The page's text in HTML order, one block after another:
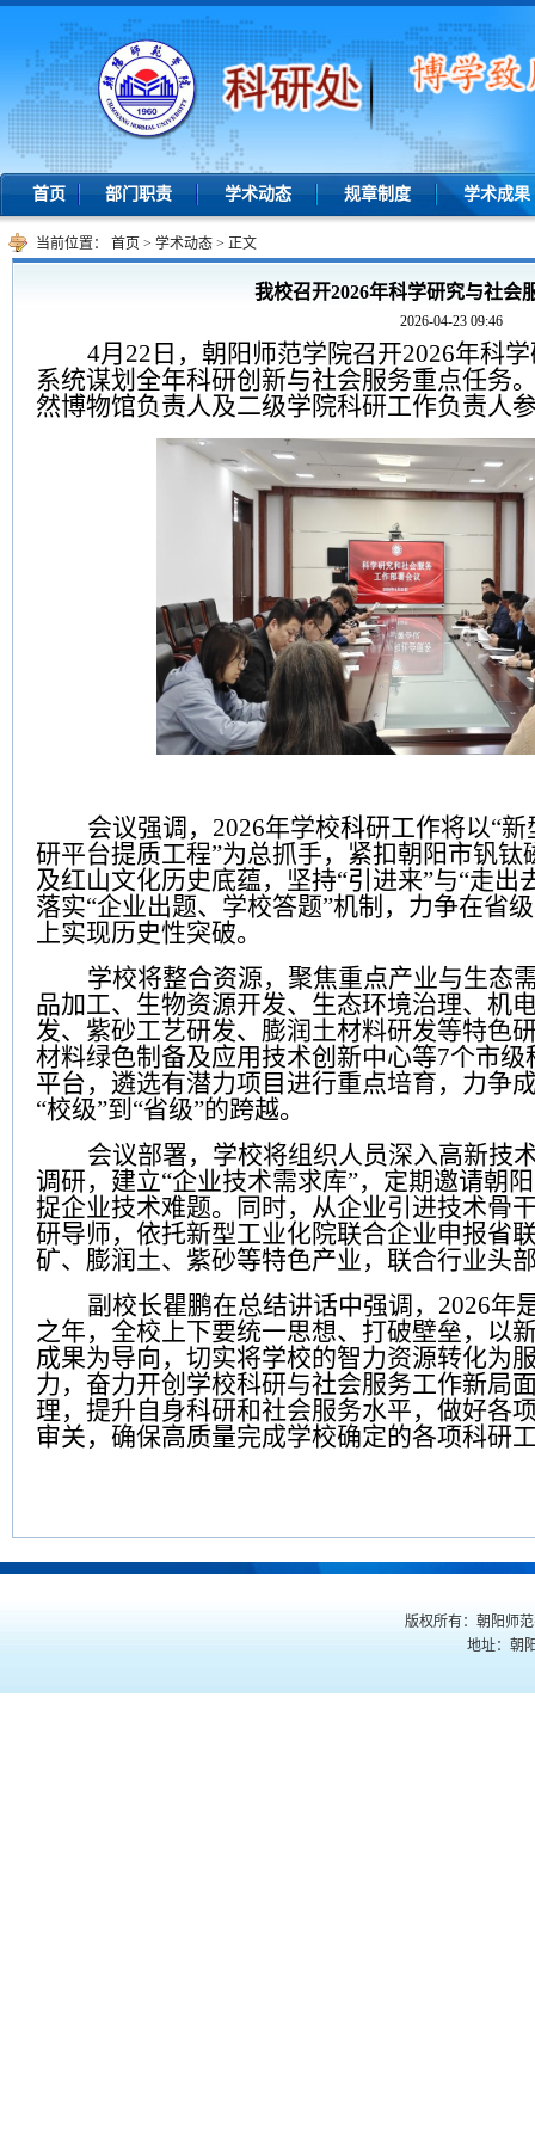
首页 部门职责 学术动态 规章制度 学术成果
当前位置： 首页 > 学术动态 > 正文
我校召开2026年科学研究与社会
2026-04-23 09:46
4月 22 日，朝阳师范学院召开2026年科
系统谋划全年科研创新与社会服务重点任务
然博物馆负责人及二级学院科研工作负责人
会议强调， 2026年学校科研工作将以“新
研平台提质工程”为总抓手，紧扣朝阳市钒钛
及红山文化历史底蕴，坚持“引进来”与“走出
落实“企业出题、学校答题”机制，力争在省
上实现历史性突破。
学校将整合资源，聚焦重点产业与生态
品加工、生物资源开发、生态环境治理、机
发、紫砂工艺研发、膨润土材料研发等特色
材料绿色制备及应用技术创新中心等7个市级
平台，遴选有潜力项目进行重点培育，力争
“校级”到 “省级”的跨越。
会议部署，学校将组织人员深入高新技
调研，建立“企业技术需求库”，定期邀请朝
捉企业技术难题。同时，从企业引进技术骨
研导师，依托新型工业化院联合企业申报省
矿、膨润土、紫砂等特色产业，联合行业头
副校长瞿鹏在总结讲话中强调， 2026年
之年，全校上下要统一思想、打破壁垒，以
成果为导向，切实将学校的智力资源转化为
力，奋力开创学校科研与社会服务工作新局
理，提升自身科研和社会服务水平，做好各
审关，确保高质量完成学校确定的各项科研
版权所有：朝阳师
地址：朝